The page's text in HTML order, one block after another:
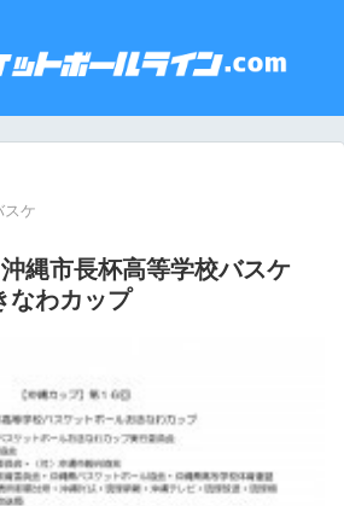
スケ
縄市長杯高等学校バスケ
なわカップ